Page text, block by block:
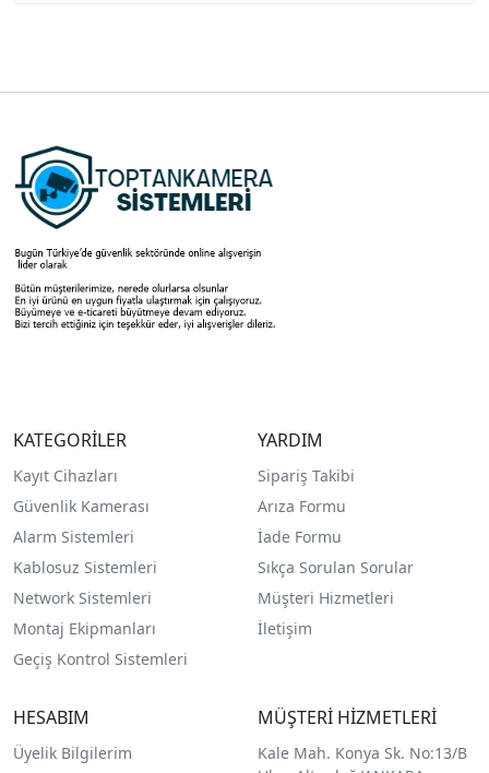
KATEGORİLER
Kayıt Cihazları
Güvenlik Kamerası
Alarm Sistemleri
Kablosuz Sistemleri
Network Sistemleri
Montaj Ekipmanları
Geçiş Kontrol Sistemleri
YARDIM
Sipariş Takibi
Arıza Formu
İade Formu
Sıkça Sorulan Sorular
Müşteri Hizmetleri
İletişim
HESABIM
Üyelik Bilgilerim
MÜŞTERİ HİZMETLERİ
Kale Mah. Konya Sk. No:13/B